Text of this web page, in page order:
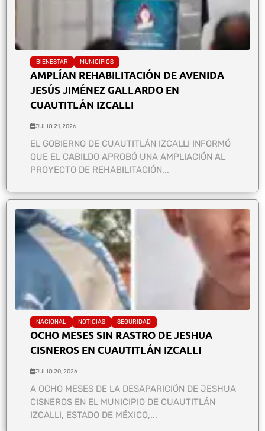
BIENESTAR MUNICIPIOS
AMPLÍAN REHABILITACIÓN DE AVENIDA
JESÚS JIMÉNEZ GALLARDO EN
CUAUTITLÁN IZCALLI
JULIO 21, 2026
EL GOBIERNO DE CUAUTITLÁN IZCALLI INFORMÓ
QUE EL CABILDO APROBÓ UNA AMPLIACIÓN AL
PROYECTO DE REHABILITACIÓN...
NACIONAL NOTICIAS SEGURIDAD
OCHO MESES SIN RASTRO DE JESHUA
CISNEROS EN CUAUTITLÁN IZCALLI
JULIO 20, 2026
A OCHO MESES DE LA DESAPARICIÓN DE JESHUA
CISNEROS EN EL MUNICIPIO DE CUAUTITLÁN
IZCALLI, ESTADO DE MÉXICO,...